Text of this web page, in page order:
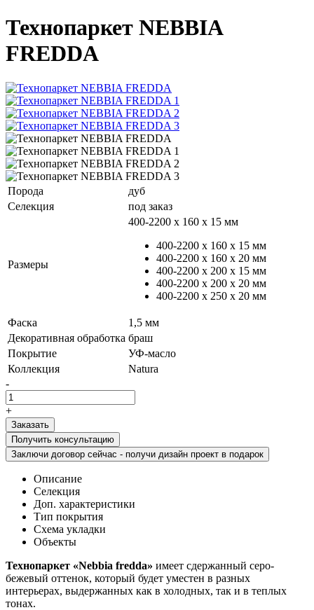
Технопаркет NEBBIA
FREDDA
Порода
дуб
Селекция
под заказ
Размеры
400-2200 х 160 х 15 мм
400-2200 х 160 х 15 мм
400-2200 х 160 х 20 мм
400-2200 х 200 х 15 мм
400-2200 х 200 х 20 мм
400-2200 х 250 х 20 мм
Фаска
1,5 мм
Декоративная обработка браш
Покрытие
УФ-масло
Коллекция
Natura
-
+
Получить консультацию
Заключи договор сейчас - получи дизайн проект в подарок
Описание
Селекция
Доп. характеристики
Тип покрытия
Схема укладки
Объекты
Технопаркет «Nebbia fredda» имеет сдержанный серо-
бежевый оттенок, который будет уместен в разных
интерьерах, выдержанных как в холодных, так и в теплых
тонах.